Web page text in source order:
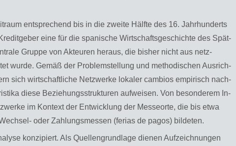
ent­spre­chend bis in die zwei­te Hälf­te des 16. Jahr­hun­derts
eine für die spa­ni­sche Wirt­schafts­ge­schich­te des Spät­
Grup­pe von Ak­teu­ren her­aus, die bis­her nicht aus netz­
wurde. Gemäß der Pro­blem­stel­lung und me­tho­di­schen Aus­rich­
sich wirt­schaft­li­che Netz­wer­ke lo­ka­ler cam­bi­os em­pi­risch nach­
diese Be­zie­hungs­struk­tu­ren auf­wei­sen. Von be­son­de­rem In­
im Kon­text der Ent­wick­lung der Mes­se­or­te, die bis etwa
oder Zah­lungs­mes­sen (fe­ri­as de pagos) bil­de­ten.
kon­zi­piert. Als Quel­len­grund­la­ge die­nen Auf­zeich­nun­gen